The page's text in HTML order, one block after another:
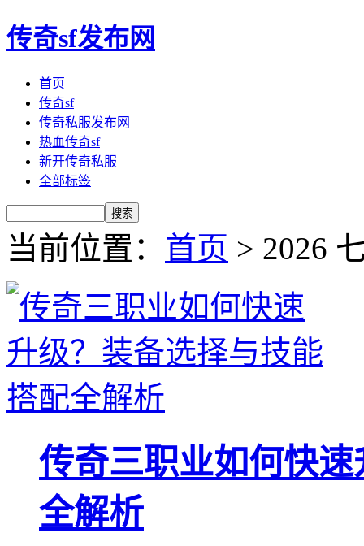
传奇sf发布网
首页
传奇sf
传奇私服发布网
热血传奇sf
新开传奇私服
全部标签
当前位置： 首页 > 2026
传奇三职业如何快
全解析